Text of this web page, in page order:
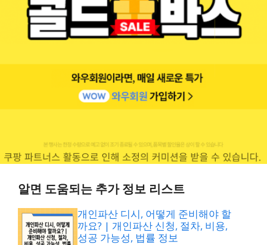
알면 도움되는 추가 정보 리스트
개인파산 디시, 어떻게 준비해야 할
까요? | 개인파산 신청, 절차, 비용,
성공 가능성, 법률 정보